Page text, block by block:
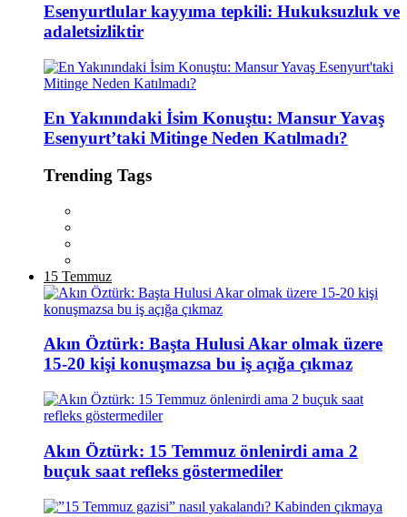
Esenyurtlular kayyıma tepkili: Hukuksuzluk ve
adaletsizliktir
En Yakınındaki İsim Konuştu: Mansur Yavaş
Esenyurt’taki Mitinge Neden Katılmadı?
Trending Tags
15 Temmuz
Akın Öztürk: Başta Hulusi Akar olmak üzere
15-20 kişi konuşmazsa bu iş açığa çıkmaz
Akın Öztürk: 15 Temmuz önlenirdi ama 2
buçuk saat refleks göstermediler